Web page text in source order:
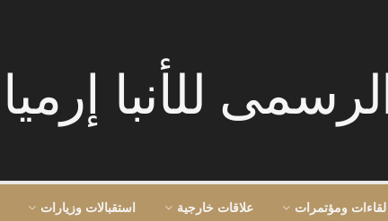
لقاءات ومؤتمرات علاقات خارجية استقبالات وزيارات